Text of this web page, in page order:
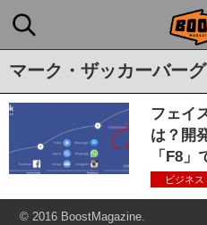
マーク・ザッカーバーグ
フェイ
は？開
「F8
ビジネス
© 2016 BoostMagazine.